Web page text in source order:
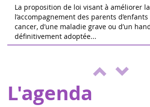
La proposition de loi visant à améliorer
l’accompagnement des parents
cancer, d’une maladie grave ou d’un
définitivement adoptée...
L'agenda
04
Le 24 ore di Boissy le
Il team di Running Pour
attività a beneficio di Eva
ENVOL, a sostegno dei